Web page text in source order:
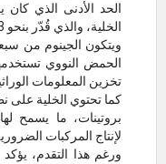
الحد الأدنى الذي كان
الخلية، والذي قُدّر بنحو 113 ألف زوج قاعدي.
ويتكون الجينوم من
الحمض النووي
تخزين المعلومات
كما تحتوي الخلية على
بروتينات، ما يسمح
لإنتاج المركبات